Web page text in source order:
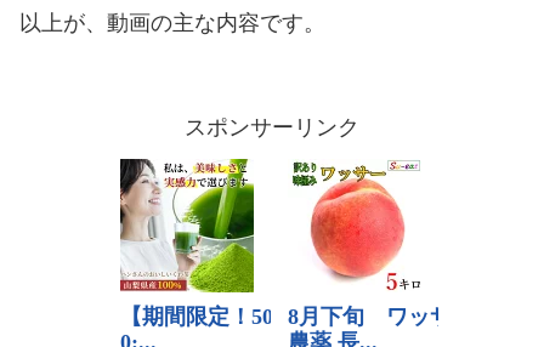
以上が、動画の主な内容です。
スポンサーリンク